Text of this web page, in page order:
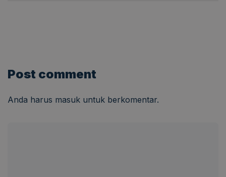
Post comment
Anda harus masuk untuk berkomentar.